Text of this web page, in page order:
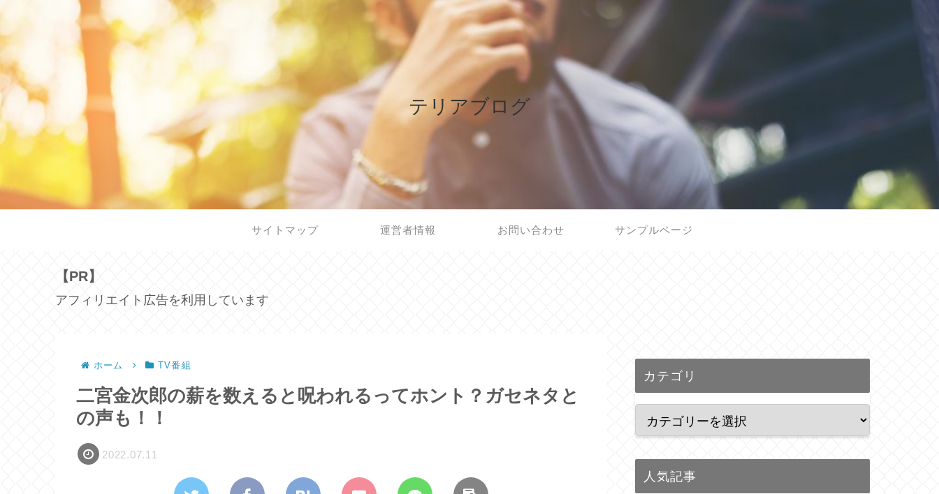
テリアブログ
サイトマップ 運営者情報 お問い合わせ サンプルページ
【PR】
アフィリエイト広告を利用しています
ホーム TV番組
二宮金次郎の薪を数えると呪われるってホント？ガセネタと
の声も！！
2022.07.11
カテゴリ
人気記事